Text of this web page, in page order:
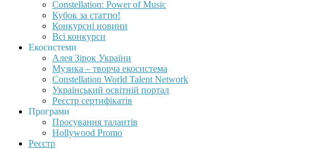
Constellation: Power of Music
Кубок за статтю!
Конкурсні новини
Всі конкурси
Екосистеми
Алея Зірок України
Музика – творча екосистема
Constellation World Talent Network
Український освітній портал
Реєстр сертифікатів
Програми
Просування талантів
Hollywood Promo
Реєстр